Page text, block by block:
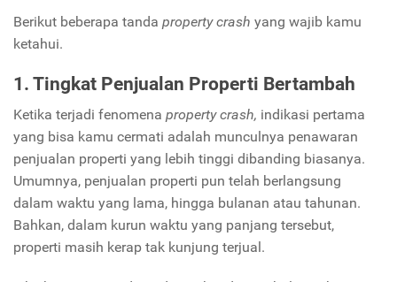
Berikut beberapa tanda property crash yang wajib kamu
ketahui.
1. Tingkat Penjualan Properti Bertambah
Ketika terjadi fenomena property crash, indikasi pertama
yang bisa kamu cermati adalah munculnya penawaran
penjualan properti yang lebih tinggi dibanding biasanya.
Umumnya, penjualan properti pun telah berlangsung
dalam waktu yang lama, hingga bulanan atau tahunan.
Bahkan, dalam kurun waktu yang panjang tersebut,
properti masih kerap tak kunjung terjual.